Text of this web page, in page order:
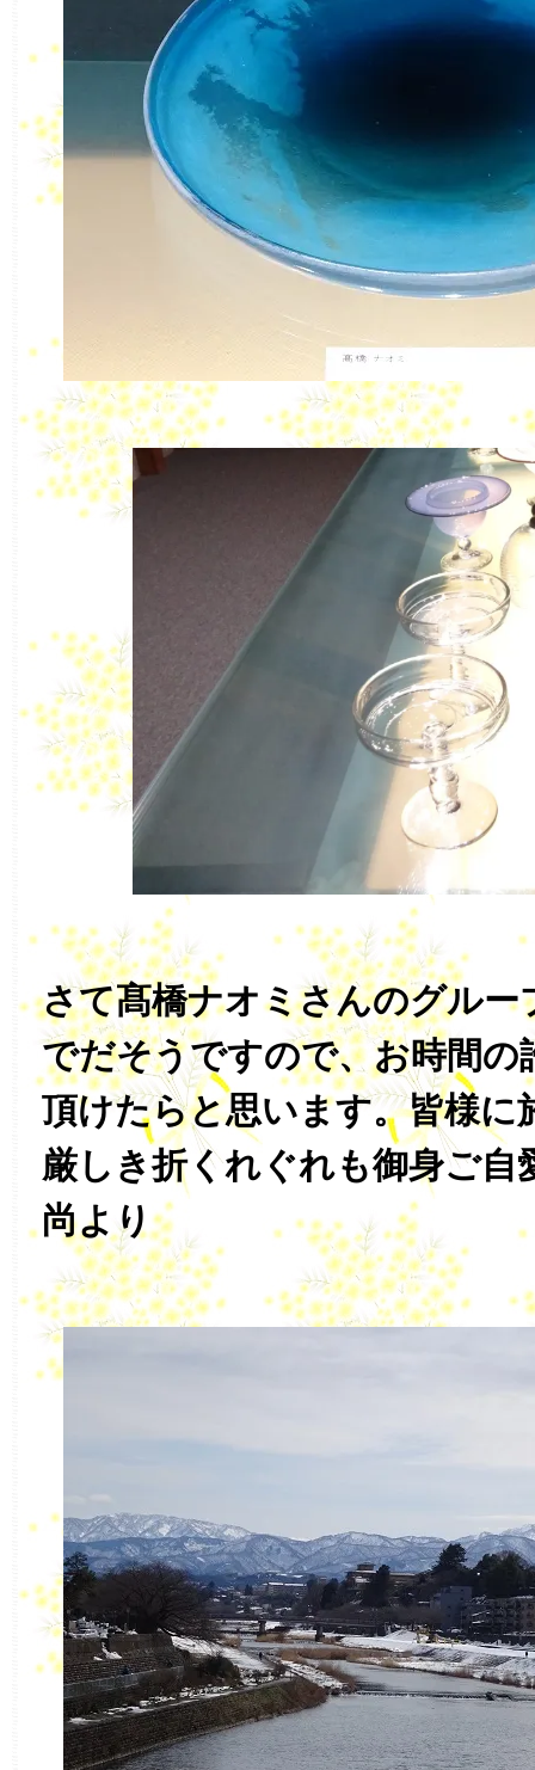
さて髙橋ナオミさんのグルー
でだそうですので、お時間の
頂けたらと思います。皆様に
厳しき折くれぐれも御身ご自
尚より